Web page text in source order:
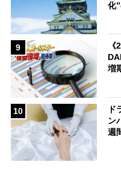
化
9
増
10
ド
ン
週